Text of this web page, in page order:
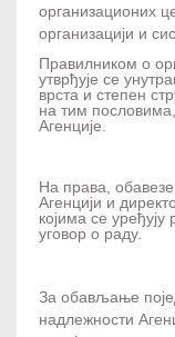
организационих
организацији и
Правилником о
утврђује се
врста и степен
на тим
Агенције.
На права,
Агенцији и
којима се
уговор о раду.
За обављање
надлежности